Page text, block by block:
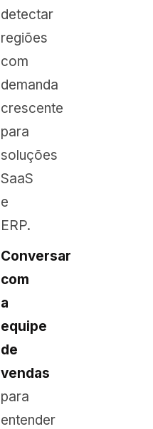
detectar
regiões
com
demanda
crescente
para
soluções
SaaS
e
ERP.
Conversar
com
a
equipe
de
vendas
para
entender